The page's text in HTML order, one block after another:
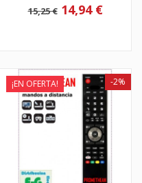
15,25 € 14,94 €
¡EN OFERTA! -2%